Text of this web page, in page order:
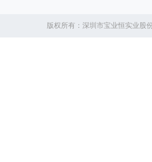
版权所有：深圳市宝业恒实业